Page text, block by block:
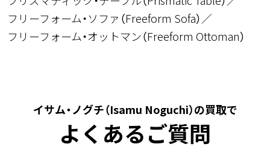
フリーフォーム・ソファ（Freeform Sofa）
フリーフォーム・オットマン（Freeform Ottoman）
イサム・ノグチ（Isamu Noguchi）の買取で
よくあるご質問